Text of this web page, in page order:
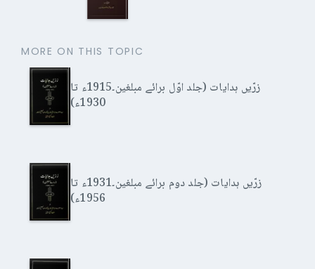
MORE ON THIS TOPIC
زرّیں ہدایات (جلد اوّل برائے مبلغین۔1915ء تا
1930ء)
زرّیں ہدایات (جلد دوم برائے مبلغین۔1931ء تا
1956ء)